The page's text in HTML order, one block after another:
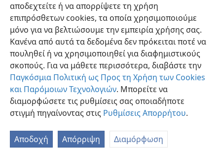
αποδεχτείτε ή να απορρίψετε τη χρήση
επιπρόσθετων cookies, τα οποία χρησιμοποιούμε
μόνο για να βελτιώσουμε την εμπειρία χρήσης σας.
Κανένα από αυτά τα δεδομένα δεν πρόκειται ποτέ να
πουληθεί ή να χρησιμοποιηθεί για διαφημιστικούς
σκοπούς. Για να μάθετε περισσότερα, διαβάστε την
Παγκόσμια Πολιτική ως Προς τη Χρήση των Cookies
και Παρόμοιων Τεχνολογιών. Μπορείτε να
διαμορφώσετε τις ρυθμίσεις σας οποιαδήποτε
στιγμή πηγαίνοντας στις Ρυθμίσεις Απορρήτου.
Αποδοχή Απόρριψη Διαμόρφωση